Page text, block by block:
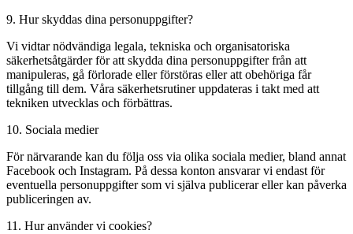
9. Hur skyddas dina personuppgifter?
Vi vidtar nödvändiga legala, tekniska och organisatoriska
säkerhetsåtgärder för att skydda dina personuppgifter från att
manipuleras, gå förlorade eller förstöras eller att obehöriga får
tillgång till dem. Våra säkerhetsrutiner uppdateras i takt med att
tekniken utvecklas och förbättras.
10. Sociala medier
För närvarande kan du följa oss via olika sociala medier, bland annat
Facebook och Instagram. På dessa konton ansvarar vi endast för
eventuella personuppgifter som vi själva publicerar eller kan påverka
publiceringen av.
11. Hur använder vi cookies?